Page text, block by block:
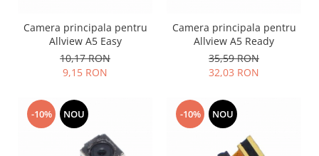
Huawei
Vodafone
Xiaomi
Camera principala pentru
Allview A5 Easy
10,17 RON
9,15 RON
Camera principala pentru
Allview A5 Ready
35,59 RON
32,03 RON
-10% NOU -10% NOU